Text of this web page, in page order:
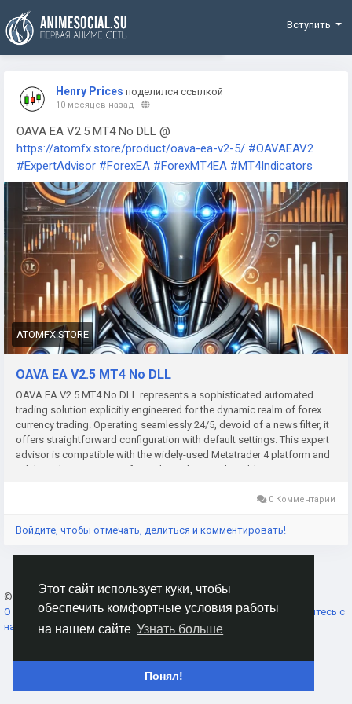
Этот сайт использует куки, чтобы
обеспечить комфортные условия работы
на нашем сайте Узнать больше
Понял!
Funding
Вступить
Henry Prices поделился ссылкой
10 месяцев назад -
OAVA EA V2.5 MT4 No DLL @
https://atomfx.store/product/oava-ea-v2-5/ #OAVAEAV2
#ExpertAdvisor #ForexEA #ForexMT4EA #MT4Indicators
ATOMFX.STORE
OAVA EA V2.5 MT4 No DLL
OAVA EA V2.5 MT4 No DLL represents a sophisticated automated
trading solution explicitly engineered for the dynamic realm of forex
currency trading. Operating seamlessly 24/5, devoid of a news filter, it
offers straightforward configuration with default settings. This expert
advisor is compatible with the widely-used Metatrader 4 platform and
exhibits characteristics of a Hedge Advisor, adaptable to any currency
0 Комментарии
Войдите, чтобы отмечать, делиться и комментировать!
© 2026 AnimeSocial.SU - Первая аниме сеть!
О нас
Условия использования Конфиденциальность
Свяжитесь с
нами
Каталог